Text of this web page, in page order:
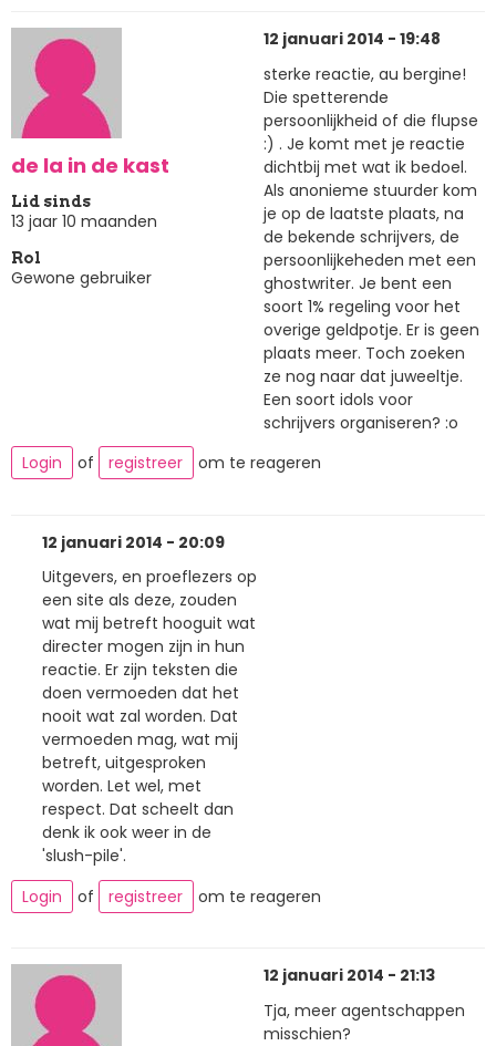
de la in de kast
Lid sinds
13 jaar 10 maanden
Rol
Gewone gebruiker
12 januari 2014 - 19:48
sterke reactie, au bergine!
Die spetterende
persoonlijkheid of die flupse
:) . Je komt met je reactie
dichtbij met wat ik bedoel.
Als anonieme stuurder kom
je op de laatste plaats, na
de bekende schrijvers, de
persoonlijkeheden met een
ghostwriter. Je bent een
soort 1% regeling voor het
overige geldpotje. Er is geen
plaats meer. Toch zoeken
ze nog naar dat juweeltje.
Een soort idols voor
schrijvers organiseren? :o
Login
of registreer om te reageren
12 januari 2014 - 20:09
Uitgevers, en proeflezers op
een site als deze, zouden
wat mij betreft hooguit wat
directer mogen zijn in hun
reactie. Er zijn teksten die
doen vermoeden dat het
nooit wat zal worden. Dat
vermoeden mag, wat mij
betreft, uitgesproken
worden. Let wel, met
respect. Dat scheelt dan
denk ik ook weer in de
'slush-pile'.
Login
of registreer om te reageren
12 januari 2014 - 21:13
Tja, meer agentschappen
misschien?